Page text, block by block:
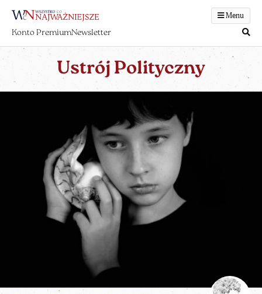
Menu
Konto PremiumNewsletter
Ustrój Polityczny